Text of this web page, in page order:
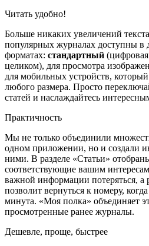
Читать удобно!
Больше никаких увеличений
популярных журналах доступны в
форматах: стандартный
целиком), для просмотра
для мобильных устройств,
любого размера. Просто
статей и наслаждайтесь
Практичность
Мы не только объединили
одном приложении, но и создали
ними. В разделе «Статьи»
соответствующие вашим
важной информации потеряться, а
позволит вернуться к номеру,
минута. «Моя полка» объединяет
просмотренные ранее журналы.
Дешевле, проще, быстрее